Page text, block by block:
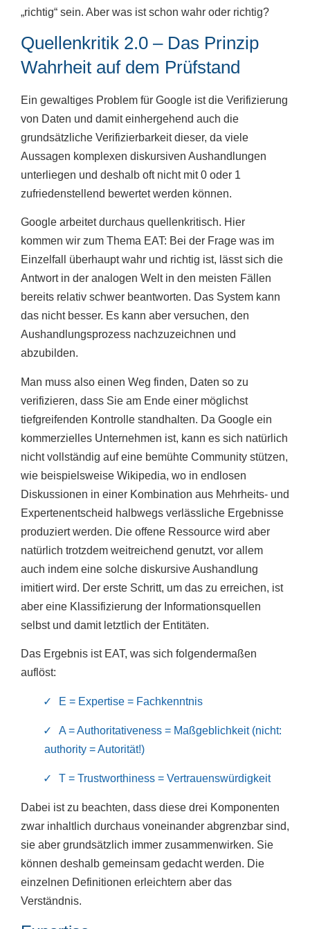
„richtig“ sein. Aber was ist schon wahr oder richtig?
Quellenkritik 2.0 – Das Prinzip
Wahrheit auf dem Prüfstand
Ein gewaltiges Problem für Google ist die Verifizierung
von Daten und damit einhergehend auch die
grundsätzliche Verifizierbarkeit dieser, da viele
Aussagen komplexen diskursiven Aushandlungen
unterliegen und deshalb oft nicht mit 0 oder 1
zufriedenstellend bewertet werden können.
Google arbeitet durchaus quellenkritisch. Hier
kommen wir zum Thema EAT: Bei der Frage was im
Einzelfall überhaupt wahr und richtig ist, lässt sich die
Antwort in der analogen Welt in den meisten Fällen
bereits relativ schwer beantworten. Das System kann
das nicht besser. Es kann aber versuchen, den
Aushandlungsprozess nachzuzeichnen und
abzubilden.
Man muss also einen Weg finden, Daten so zu
verifizieren, dass Sie am Ende einer möglichst
tiefgreifenden Kontrolle standhalten. Da Google ein
kommerzielles Unternehmen ist, kann es sich natürlich
nicht vollständig auf eine bemühte Community stützen,
wie beispielsweise Wikipedia, wo in endlosen
Diskussionen in einer Kombination aus Mehrheits- und
Expertenentscheid halbwegs verlässliche Ergebnisse
produziert werden. Die offene Ressource wird aber
natürlich trotzdem weitreichend genutzt, vor allem
auch indem eine solche diskursive Aushandlung
imitiert wird. Der erste Schritt, um das zu erreichen, ist
aber eine Klassifizierung der Informationsquellen
selbst und damit letztlich der Entitäten.
Das Ergebnis ist EAT, was sich folgendermaßen
auflöst:
E = Expertise = Fachkenntnis
A = Authoritativeness = Maßgeblichkeit (nicht:
authority = Autorität!)
T = Trustworthiness = Vertrauenswürdigkeit
Dabei ist zu beachten, dass diese drei Komponenten
zwar inhaltlich durchaus voneinander abgrenzbar sind,
sie aber grundsätzlich immer zusammenwirken. Sie
können deshalb gemeinsam gedacht werden. Die
einzelnen Definitionen erleichtern aber das
Verständnis.